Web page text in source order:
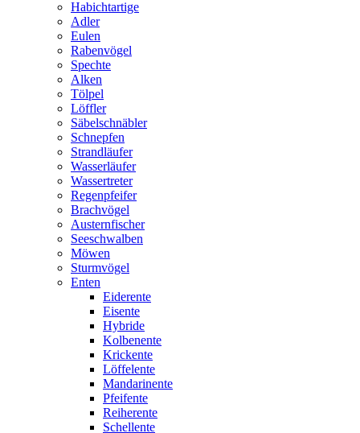
Habichtartige
Adler
Eulen
Rabenvögel
Spechte
Alken
Tölpel
Löffler
Säbelschnäbler
Schnepfen
Strandläufer
Wasserläufer
Wassertreter
Regenpfeifer
Brachvögel
Austernfischer
Seeschwalben
Möwen
Sturmvögel
Enten
Eiderente
Eisente
Hybride
Kolbenente
Krickente
Löffelente
Mandarinente
Pfeifente
Reiherente
Schellente